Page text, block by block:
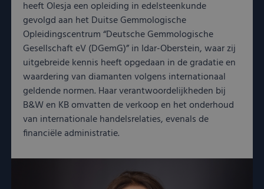
heeft Olesja een opleiding in edelsteenkunde
gevolgd aan het Duitse Gemmologische
Opleidingscentrum “Deutsche Gemmologische
Gesellschaft eV (DGemG)” in Idar-Oberstein, waar zij
uitgebreide kennis heeft opgedaan in de gradatie en
waardering van diamanten volgens internationaal
geldende normen. Haar verantwoordelijkheden bij
B&W en KB omvatten de verkoop en het onderhoud
van internationale handelsrelaties, evenals de
financiële administratie.